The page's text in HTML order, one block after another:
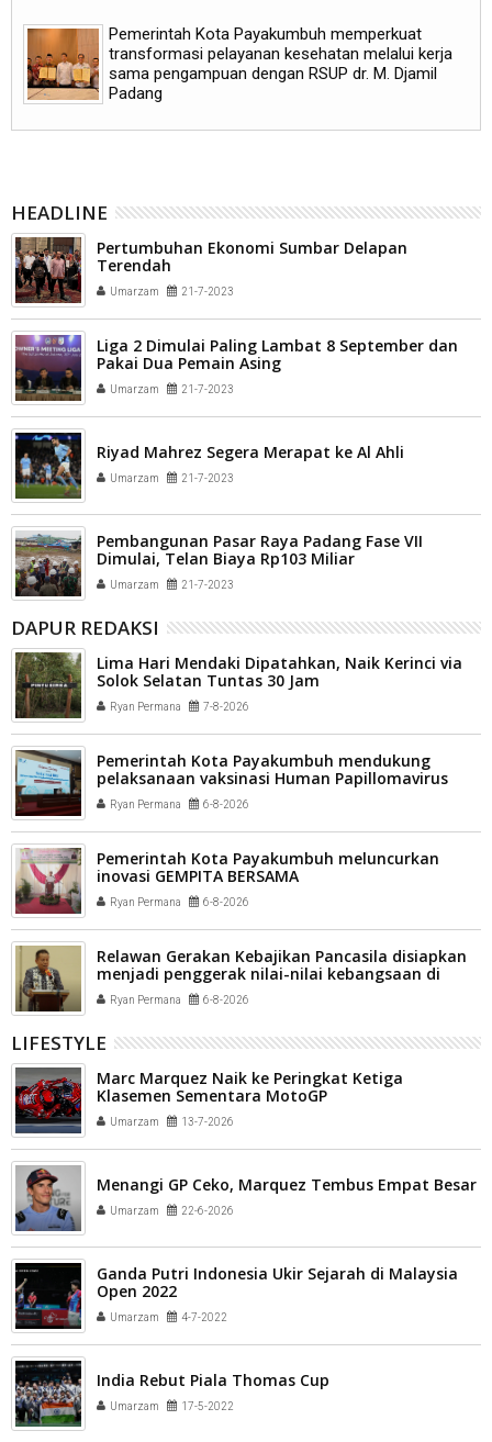
Pemerintah Kota Payakumbuh memperkuat
transformasi pelayanan kesehatan melalui kerja
sama pengampuan dengan RSUP dr. M. Djamil
Padang
HEADLINE
Pertumbuhan Ekonomi Sumbar Delapan
Terendah
Umarzam 21-7-2023
Liga 2 Dimulai Paling Lambat 8 September dan
Pakai Dua Pemain Asing
Umarzam 21-7-2023
Riyad Mahrez Segera Merapat ke Al Ahli
Umarzam 21-7-2023
Pembangunan Pasar Raya Padang Fase VII
Dimulai, Telan Biaya Rp103 Miliar
Umarzam 21-7-2023
DAPUR REDAKSI
Lima Hari Mendaki Dipatahkan, Naik Kerinci via
Solok Selatan Tuntas 30 Jam
Ryan Permana 7-8-2026
Pemerintah Kota Payakumbuh mendukung
pelaksanaan vaksinasi Human Papillomavirus
(HPV) bagi aparatur sipil negara (ASN) dan
masyarakat
Ryan Permana 6-8-2026
Pemerintah Kota Payakumbuh meluncurkan
inovasi GEMPITA BERSAMA
Ryan Permana 6-8-2026
Relawan Gerakan Kebajikan Pancasila disiapkan
menjadi penggerak nilai-nilai kebangsaan di
tengah masyarakat Kota Payakumbuh
Ryan Permana 6-8-2026
LIFESTYLE
Marc Marquez Naik ke Peringkat Ketiga
Klasemen Sementara MotoGP
Umarzam 13-7-2026
Menangi GP Ceko, Marquez Tembus Empat Besar
Umarzam 22-6-2026
Ganda Putri Indonesia Ukir Sejarah di Malaysia
Open 2022
Umarzam 4-7-2022
India Rebut Piala Thomas Cup
Umarzam 17-5-2022